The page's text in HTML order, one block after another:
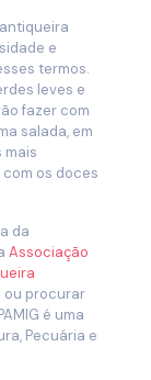
e
termos.
leves e
fazer com
salada, em
mais
os doces
da
Associação
ou procurar
é uma
Pecuária e